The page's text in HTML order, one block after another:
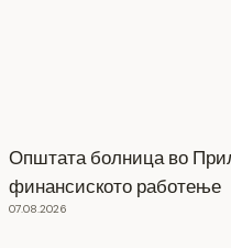
Општата болница во
финансиското работење
07.08.2026